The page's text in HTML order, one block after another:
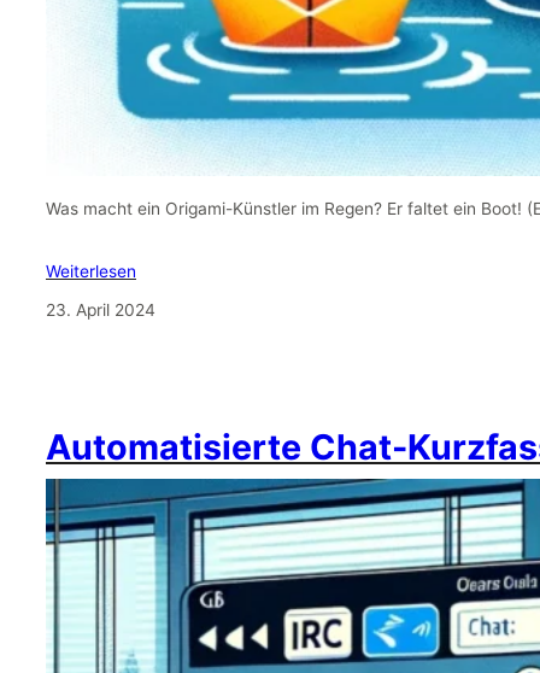
Was macht ein Origami-Künstler im Regen? Er faltet ein Boot!
Weiterlesen
23. April 2024
Automatisierte Chat-